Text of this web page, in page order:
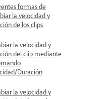
formas de
la velocidad y
de los clips
la velocidad y
del clip mediante
Duración
la velocidad y